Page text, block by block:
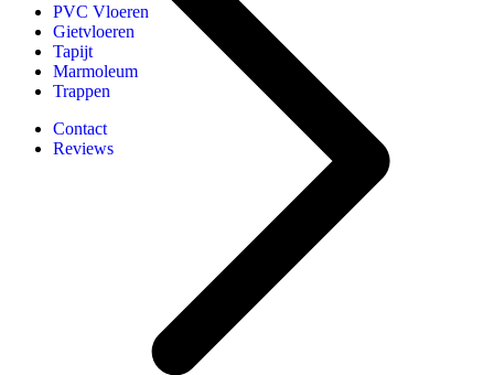
PVC Vloeren
Gietvloeren
Tapijt
Marmoleum
Trappen
Contact
Reviews